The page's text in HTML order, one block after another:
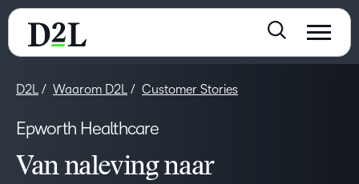
D2L Waarom D2L Customer Stories
Epworth Healthcare
Van naleving naar